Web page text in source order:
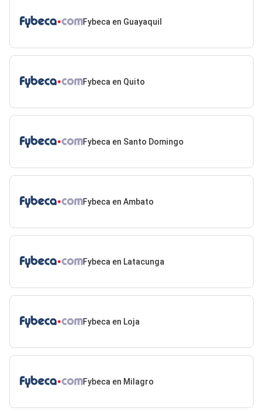
Fybeca en Guayaquil
Fybeca en Quito
Fybeca en Santo Domingo
Fybeca en Ambato
Fybeca en Latacunga
Fybeca en Loja
Fybeca en Milagro